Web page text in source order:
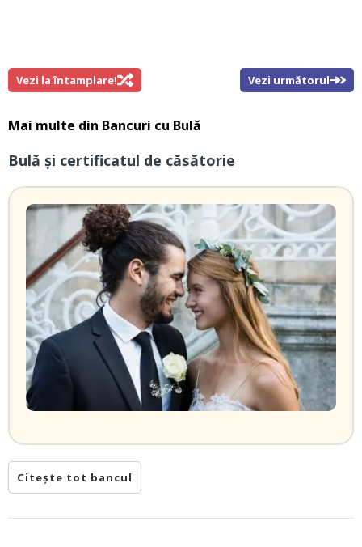
Vezi la întamplare! Vezi următorul
Mai multe din Bancuri cu Bulă
Bulă și certificatul de căsătorie
Citește tot bancul